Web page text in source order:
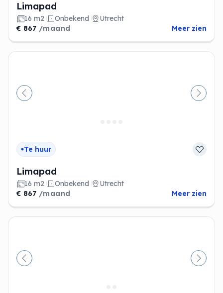
Limapad
16 m2 Onbekend
Utrecht
€ 867 /maand Meer zien
Vorige
Te huur
Limapad
16 m2 Onbekend
Utrecht
€ 867 /maand Meer zien
Vorige